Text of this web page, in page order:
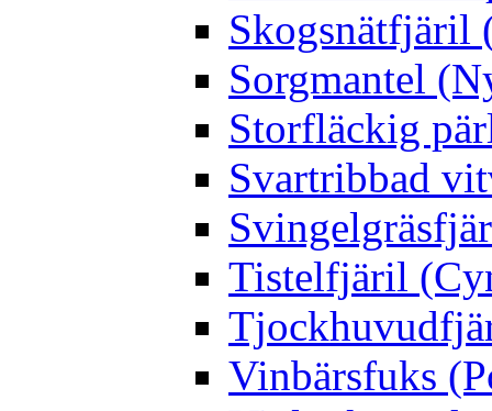
Skogsnätfjäril
Sorgmantel
Storfläckig
Svartribbad
Tistelfjäril
Vinbärsfuks